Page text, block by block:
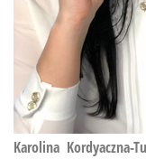
Karolina Kordyaczna-